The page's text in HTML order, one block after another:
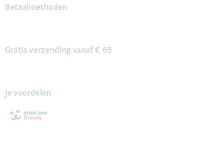
Betaalmethoden
Gratis verzending vanaf € 69
Je voordelen